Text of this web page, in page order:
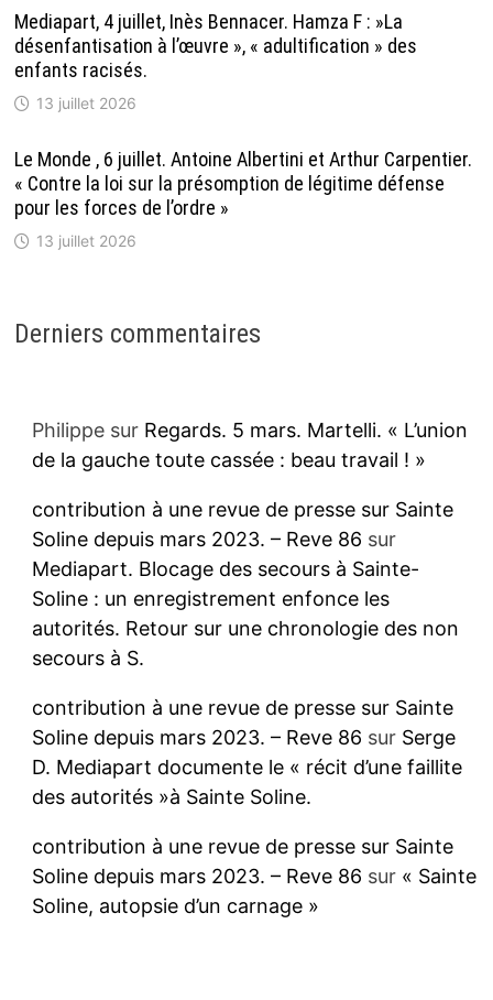
Mediapart, 4 juillet, Inès Bennacer. Hamza F : »La
désenfantisation à l’œuvre », « adultification » des
enfants racisés.
13 juillet 2026
Le Monde , 6 juillet. Antoine Albertini et Arthur Carpentier.
« Contre la loi sur la présomption de légitime défense
pour les forces de l’ordre »
13 juillet 2026
Derniers commentaires
Philippesur Regards. 5 mars. Martelli. « L’union
de la gauche toute cassée : beau travail ! »
contribution à une revue de presse sur Sainte
Soline depuis mars 2023. – Reve 86 sur
Mediapart. Blocage des secours à Sainte-
Soline : un enregistrement enfonce les
autorités. Retour sur une chronologie des non
secours à S.
contribution à une revue de presse sur Sainte
Soline depuis mars 2023. – Reve 86 sur Serge
D. Mediapart documente le « récit d’une faillite
des autorités »à Sainte Soline.
contribution à une revue de presse sur Sainte
Soline depuis mars 2023. – Reve 86 sur « Sainte
Soline, autopsie d’un carnage »